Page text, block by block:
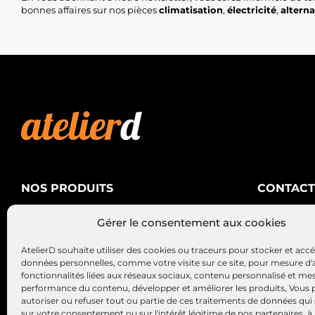
Gérer le consentement aux cookies
AtelierD souhaite utiliser des cookies ou traceurs pour stocker et
données personnelles, comme votre visite sur ce site, pour mesure
fonctionnalités liées aux réseaux sociaux, contenu personnalisé et
performance du contenu, développer et améliorer les produits, Vous
autoriser ou refuser tout ou partie de ces traitements de données qui
bonnes affaires sur nos piècesclimatisation, électricité,
NOS PRODUITS
Alternateurs – Démarreurs
CONTACT
AtelierD
88200
03 29 22 34